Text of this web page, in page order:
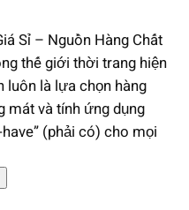
Sỉ – Nguồn Hàng Chất
thế giới thời trang hiện
luôn là lựa chọn hàng
mát và tính ứng dụng
(phải có) cho mọi